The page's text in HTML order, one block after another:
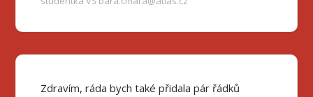
Zdravím, ráda bych také přidala pár řádků